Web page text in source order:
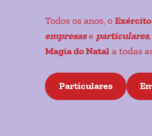
Todos os anos, oExército
empresase particulares
Magia do Natal a todas
Particulares